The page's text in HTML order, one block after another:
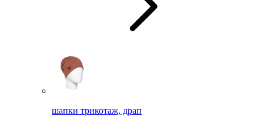
шапки трикотаж, драп